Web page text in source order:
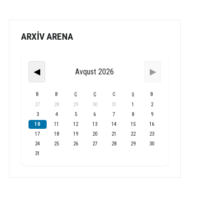
ARXİV ARENA
◀ Avqust 2026 ▶
B B Ç Ç C Ş B
27 28 29 30 31 1
2
3
4 5 6 7 8
9
10
11 12 13 14 15
16
17
18 19 20 21 22
23
24
25 26 27 28 29
30
31